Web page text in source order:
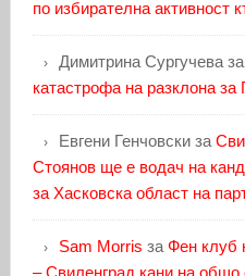
по избирателна активност
Димитрина Сургучеваза
катастрофа на разклона за
Евгени Генчовскиза
Стоянов ще е водач на
за Хасковска област на
Sam Morris за Фен клуб
– Свиленград кани на общо